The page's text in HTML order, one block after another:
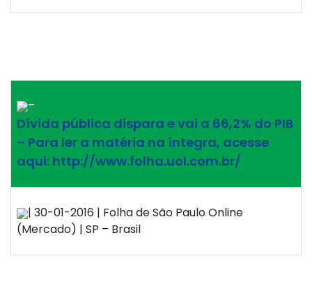
–
Dívida pública dispara e vai a 66,2% do PIB
– Para ler a matéria na íntegra, acesse
aqui: http://www.folha.uol.com.br/
| 30-01-2016 | Folha de São Paulo Online
(Mercado) | SP – Brasil